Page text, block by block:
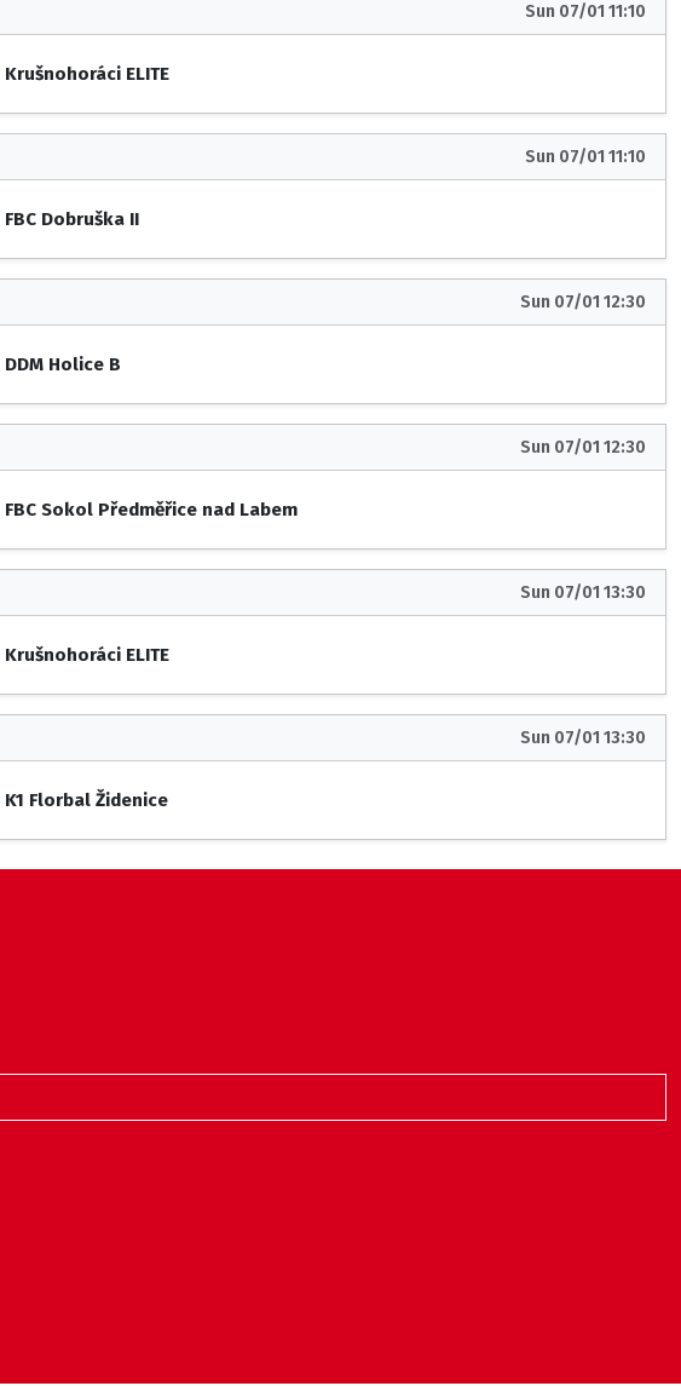
Sun 07/01 11:10
Krušnohoráci ELITE
Sun 07/01 11:10
FBC Dobruška II
Sun 07/01 12:30
DDM Holice B
Sun 07/01 12:30
FBC Sokol Předměřice nad Labem
Sun 07/01 13:30
Krušnohoráci ELITE
Sun 07/01 13:30
K1 Florbal Židenice